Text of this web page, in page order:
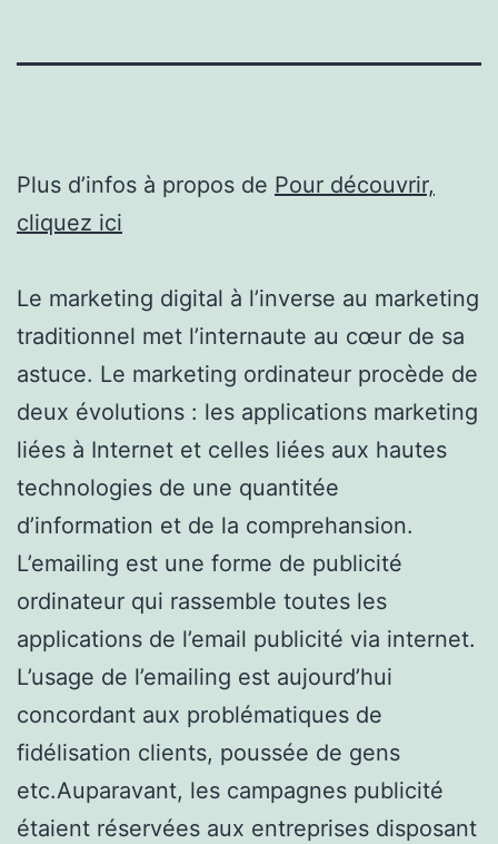
Plus d’infos à propos de Pour découvrir,
cliquez ici
Le marketing digital à l’inverse au marketing
traditionnel met l’internaute au cœur de sa
astuce. Le marketing ordinateur procède de
deux évolutions : les applications marketing
liées à Internet et celles liées aux hautes
technologies de une quantitée
d’information et de la comprehansion.
L’emailing est une forme de publicité
ordinateur qui rassemble toutes les
applications de l’email publicité via internet.
L’usage de l’emailing est aujourd’hui
concordant aux problématiques de
fidélisation clients, poussée de gens
etc.Auparavant, les campagnes publicité
étaient réservées aux entreprises disposant